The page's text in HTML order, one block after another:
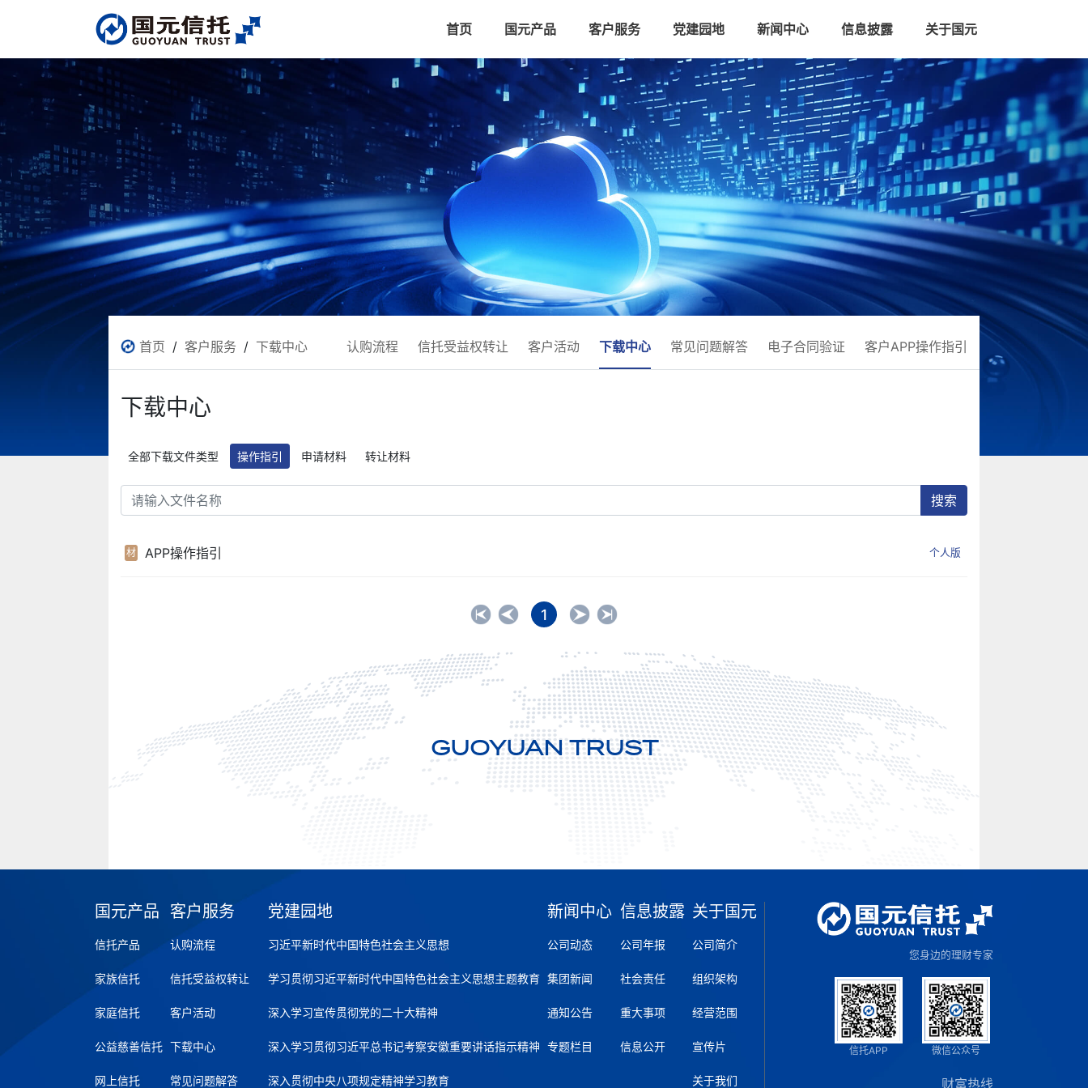
首页 国元产品 客户服务 党建园地 新闻中心 信息披露 关于国元
首页 / 客户服务 / 下载中心 认购流程 信托受益权转让 客户活动 下载中心 常见问题解答 电子合同验证 客户APP操作指引
下载中心
全部下载文件类型 操作指引 申请材料 转让材料
搜索
APP操作指引 个人版
1
GUOYUAN TRUST
国元产品
信托产品
家族信托
家庭信托
公益慈善信托
网上信托
客户服务
认购流程
信托受益权转让
客户活动
下载中心
常见问题解答
党建园地
习近平新时代中国特色社会主义思想
学习贯彻习近平新时代中国特色社会主义思想主题教育
深入学习宣传贯彻党的二十大精神
深入学习贯彻习近平总书记考察安徽重要讲话指示精神
深入贯彻中央八项规定精神学习教育
新闻中心
公司动态
集团新闻
通知公告
专题栏目
信息披露
公司年报
社会责任
重大事项
信息公开
关于国元
公司简介
组织架构
经营范围
宣传片
关于我们
您身边的理财专家
信托APP 微信公众号
财富热线